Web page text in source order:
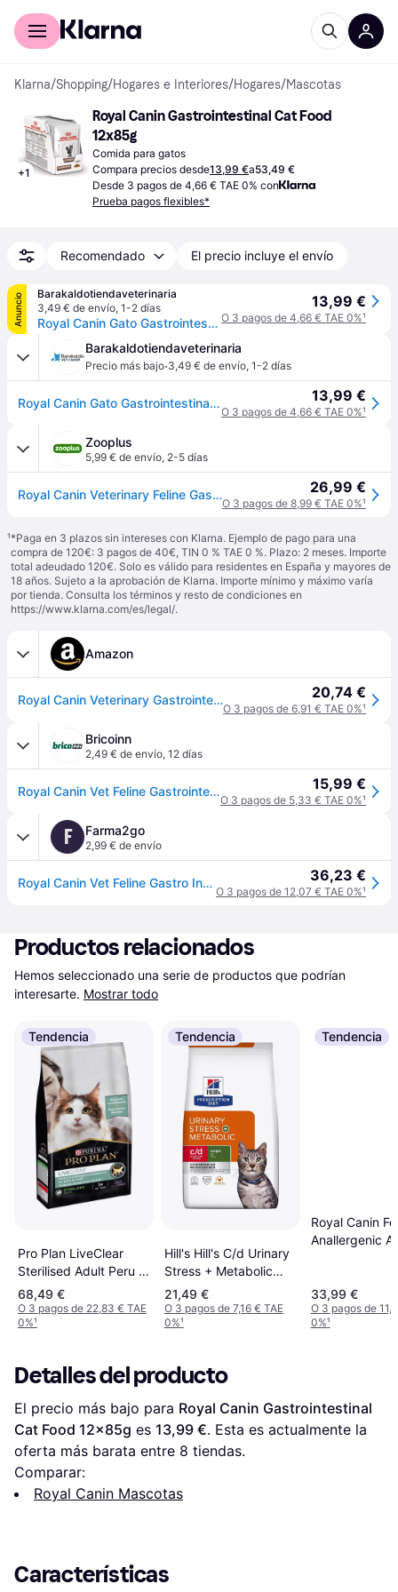
Comprar con Klarna
Klarna/Shopping/Hogares e Interiores/Hogares/Mascotas
+1
Royal Canin Gastrointestinal Cat Food
12x85g
Comida para gatos
Compara precios desde13,99 €a53,49 €
Desde 3 pagos de 4,66 € TAE 0% con
Prueba pagos flexibles*
Recomendado El precio incluye el envío
Anuncio
Barakaldotiendaveterinaria
3,49 € de envío, 1-2 días
Royal Canin Gato Gastrointestinal Salsa Sobres 12 x 85 gr
13,99 €
O 3 pagos de 4,66 € TAE 0%¹
Barakaldotiendaveterinaria
Precio más bajo·3,49 € de envío, 1-2 días
Royal Canin Gato Gastrointestinal Salsa Sobres 12 x 85 gr 13,99 €
O 3 pagos de 4,66 € TAE 0%¹
Zooplus
5,99 € de envío, 2-5 días
Royal Canin Veterinary Feline Gastrointestinal en salsa - 12 x 85 g 26,99 €
O 3 pagos de 8,99 € TAE 0%¹
¹*Paga en 3 plazos sin intereses con Klarna. Ejemplo de pago para una
compra de 120€: 3 pagos de 40€, TIN 0 % TAE 0 %. Plazo: 2 meses. Importe
total adeudado 120€. Solo es válido para residentes en España y mayores de
18 años. Sujeto a la aprobación de Klarna. Importe mínimo y máximo varía
por tienda. Consulta los términos y resto de condiciones en
https://www.klarna.com/es/legal/.
Amazon
Royal Canin Veterinary Gastrointestinal | 12 x 85 g | Comida húmeda para Gatos Adultos | Trozos Finos en Salsa | para trastornos de absorción intestinal 20,74 €
O 3 pagos de 6,91 € TAE 0%¹
Bricoinn
2,49 € de envío, 12 días
Royal Canin Vet Feline Gastrointestinal Box 12x85g Cat Food Transparente 12x85g 15,99 €
O 3 pagos de 5,33 € TAE 0%¹
F Farma2go
2,99 € de envío
Royal Canin Vet Feline Gastro Intestinal Sachet 12x85g 36,23 €
O 3 pagos de 12,07 € TAE 0%¹
Productos relacionados
Hemos seleccionado una serie de productos que podrían
interesarte. Mostrar todo
Tendencia
Pro Plan LiveClear
Sterilised Adult Peru -
Pack % 2 x 7 kg 7kg
68,49 €
O 3 pagos de 22,83 € TAE
0%¹
Tendencia
Hill's Hill's C/d Urinary
Stress + Metabolic
Para Gato 1.5 kg
1.5kg
21,49 €
O 3 pagos de 7,16 € TAE
0%¹
Tendencia
Royal Canin
Anallergenic
33,99 €
O 3 pagos de
0%¹
Detalles del producto
El precio más bajo para Royal Canin Gastrointestinal
Cat Food 12x85g es 13,99 €. Esta es actualmente la
oferta más barata entre 8 tiendas.
Comparar:
Royal Canin Mascotas
Características